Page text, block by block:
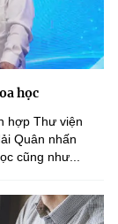
học
hợp Thư viện
Quân nhấn
cũng như...